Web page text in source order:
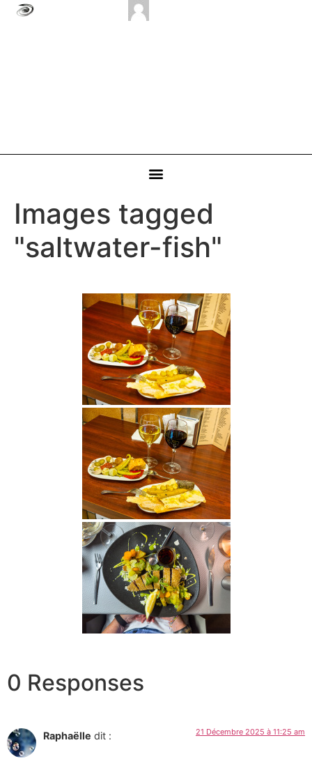
Images tagged
"saltwater-fish"
0 Responses
Raphaëlle dit : 21 Décembre 2025 à 11:25 am